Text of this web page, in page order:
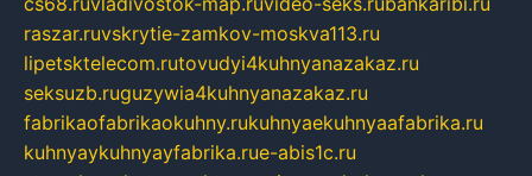
raszar.ruvskrytie-zamkov-moskva113.ru
lipetsktelecom.rutovudyi4kuhnyanazakaz.ru
seksuzb.ruguzywia4kuhnyanazakaz.ru
fabrikaofabrikaokuhny.rukuhnyaekuhnyaafabrika.ru
kuhnyaykuhnyayfabrika.rue-abis1c.ru